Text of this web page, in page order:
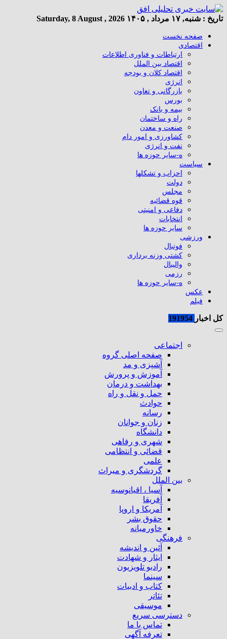
تاریخ : شنبه, ۱۷ مرداد , ۱۴۰۵ Saturday, 8 August , 2026
صفحه نخست
اقتصادی
ارتباطات و فناوری اطلاعات
اقتصاد بین الملل
اقتصاد کلان و بودجه
انرژی
بازرگانی و تعاون
بورس
بیمه و بانک
راه و ساختمان
صنعت و معدن
کشاورزی و امور دام
نفت و انرژی
ه-سایر حوزه ها
سیاست
احزاب و تشکلها
دولت
مجلس
قوه قضائیه
دفاعی و امنیتی
انتخابات
سایر حوزه ها
ورزشی
فوتبال
کشتی وزنه برداری
والیبال
رزمی
ه-سایر حوزه ها
عکس
فیلم
کل اخبار
اجتماعی
صفحه اصلی گروه
آشپزی و مد
آموزش و پرورش
بهداشت و درمان
حمل و نقل و راه
حوادث
رسانه
زنان و جوانان
دانشگاه
شهری و رفاهی
قضائی و انتظامی
علمی
گردشگری و میراث
بین الملل
آسیا ، اقیانوسیه
آفریقا
آمریکا و اروپا
حقوق بشر
خاورمیانه
فرهنگی
آئین و اندیشه
ایثار و شهادت
رادیو تلویزیون
سینما
کتاب و ادبیات
تئاتر
موسیقی
دسترسی سریع
تماس با ما
تعرفه آگهی